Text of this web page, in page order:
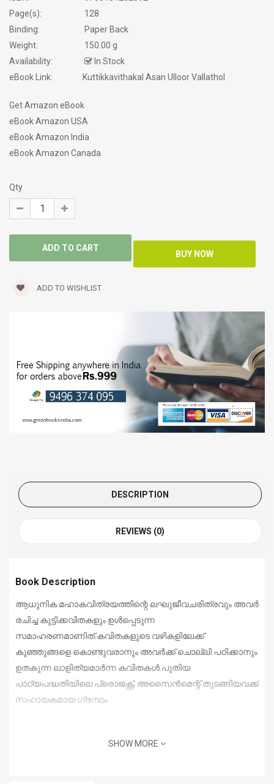
Page(s):
128
Binding:
Paper Back
Weight:
150.00 g
Availability:
In Stock
eBook Link:
Kuttikkavithakal Asan Ulloor Vallathol
Get Amazon eBook
eBook Amazon USA
eBook Amazon India
eBook Amazon Canada
Qty
ADD TO WISHLIST
DESCRIPTION
REVIEWS (0)
Book Description
ആധുനിക മഹാകവിത്രയത്തിന്റെ ലഘുജീവചരിത്രവും അവർ
രചിച്ച കുട്ടിക്കവിതകളും ഉൾപ്പെടുന്ന
സമാഹരണമാണിത്.കവിതകളുടെ വഴികളിലേക്ക്
കുഞ്ഞുങ്ങളെ കൊണ്ടുവരാനും അവർക്ക് ചൊല്ലി പഠിക്കാനും
ഉതകുന്ന ലാളിത്യമാർന്ന കവിതകൾ.പുതിയ
പാഠ്യപദ്ധതിയിലെ പ്രൊജക്റ്റ്, അസൈൻമെന്റ് തുടങ്ങിയവക്ക്
സഹായകമായ ഗ്രന്ഥം
SHOW MORE